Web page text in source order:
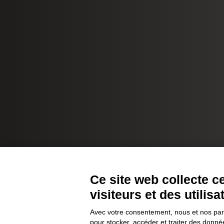
Ce site web collecte
visiteurs et des
Avec votre consentement, nous et nos
pour stocker, accéder et traiter des